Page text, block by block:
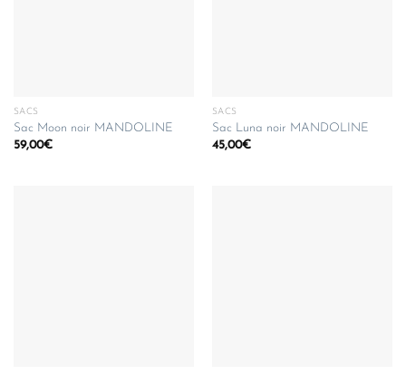
SACS
Sac Moon noir MANDOLINE
59,00€
SACS
Sac Luna noir MANDOLINE
45,00€